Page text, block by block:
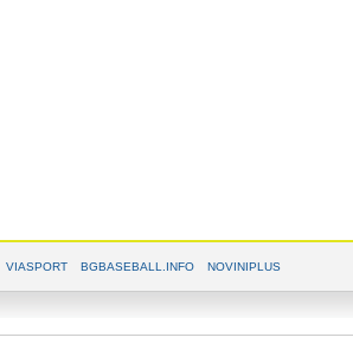
VIASPORT BGBASEBALL.INFO NOVINIPLUS